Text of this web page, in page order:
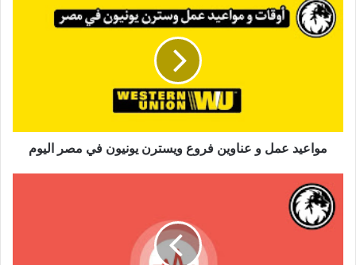
مواعيد عمل و عناوين فروع ويسترن يونيون في مصر اليوم